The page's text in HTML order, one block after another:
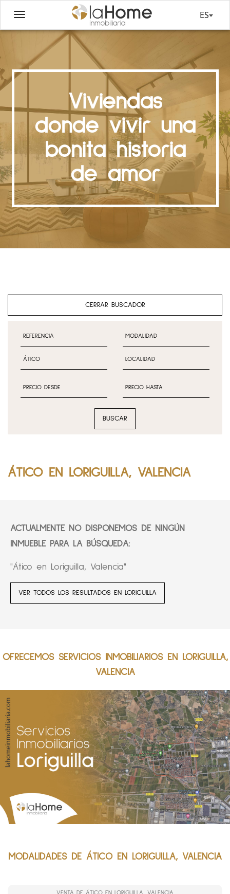
ES
Viviendas
donde vivir una
bonita historia
de amor
CERRAR BUSCADOR
BUSCAR
ÁTICO EN LORIGUILLA, VALENCIA
ACTUALMENTE NO DISPONEMOS DE NINGÚN
INMUEBLE PARA LA BÚSQUEDA:
"Ático en Loriguilla, Valencia"
VER TODOS LOS RESULTADOS EN LORIGUILLA
OFRECEMOS SERVICIOS INMOBILIARIOS EN LORIGUILLA,
VALENCIA
MODALIDADES DE ÁTICO EN LORIGUILLA, VALENCIA